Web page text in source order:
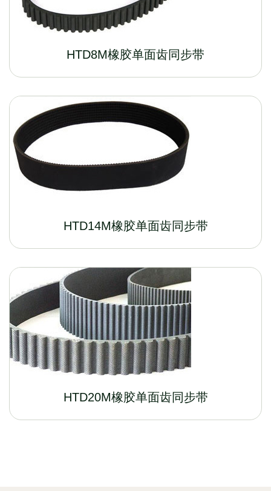
HTD8M橡胶单面齿同步带
HTD14M橡胶单面齿同步带
HTD20M橡胶单面齿同步带